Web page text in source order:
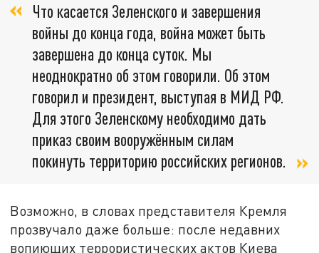
Что касается Зеленского и завершения
войны до конца года, война может быть
завершена до конца суток. Мы
неоднократно об этом говорили. Об этом
говорил и президент, выступая в МИД РФ.
Для этого Зеленскому необходимо дать
приказ своим вооружённым силам
покинуть территорию российских регионов.
Возможно, в словах представителя Кремля
прозвучало даже больше: после недавних
вопиющих террористических актов Киева